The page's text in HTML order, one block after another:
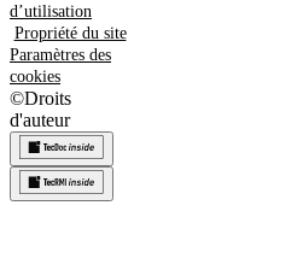
d’utilisation
Propriété du site
Paramètres des
cookies
©Droits
d'auteur